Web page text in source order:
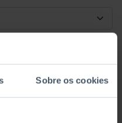
Sobre os cookies